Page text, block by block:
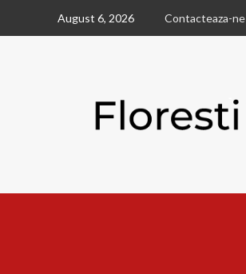
August 6, 2026 Contacteaza-ne